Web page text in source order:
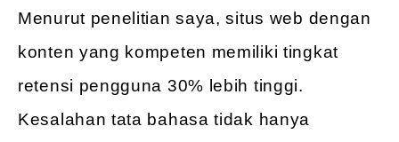
Menurut penelitian saya, situs web dengan
konten yang kompeten memiliki tingkat
retensi pengguna 30% lebih tinggi.
Kesalahan tata bahasa tidak hanya